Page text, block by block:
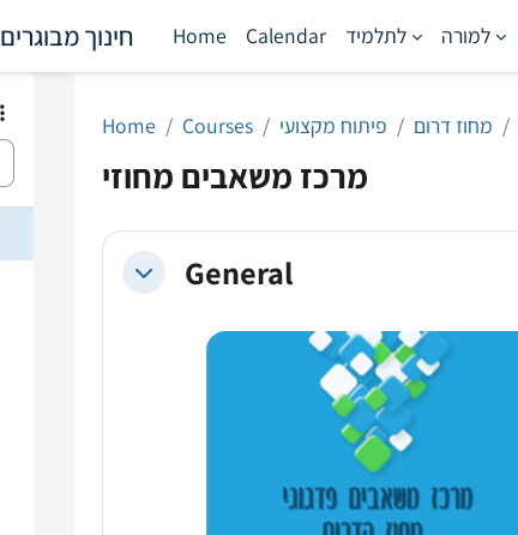
חינוך מבוגרים Home Calendar לתלמיד למורה
Home Courses פיתוח מקצועי מחוז דרום
מרכז משאבים מחוזי
CollapseGeneral